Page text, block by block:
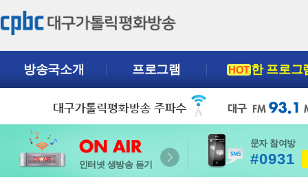
방송국소개 프로그램 HOT한 프로그
인터넷 생방송 듣기
문자 참여방
#0931